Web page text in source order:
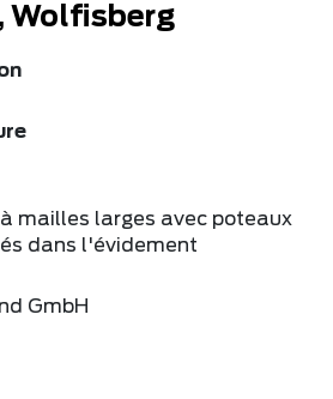
Wolfisberg
mailles larges avec poteaux
dans l'évidement
GmbH